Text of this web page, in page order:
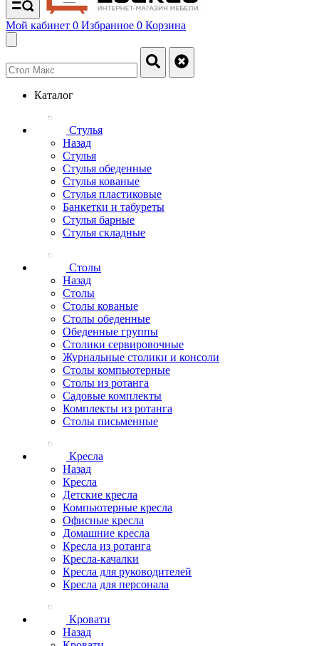
Мой кабинет 0 Избранное 0 Корзина
Каталог
Стулья
Назад
Стулья
Стулья обеденные
Стулья кованые
Стулья пластиковые
Банкетки и табуреты
Стулья барные
Стулья складные
Столы
Назад
Столы
Столы кованые
Столы обеденные
Обеденные группы
Столики сервировочные
Журнальные столики и консоли
Столы компьютерные
Столы из ротанга
Садовые комплекты
Комплекты из ротанга
Столы письменные
Кресла
Назад
Кресла
Детские кресла
Компьютерные кресла
Офисные кресла
Домашние кресла
Кресла из ротанга
Кресла-качалки
Кресла для руководителей
Кресла для персонала
Кровати
Назад